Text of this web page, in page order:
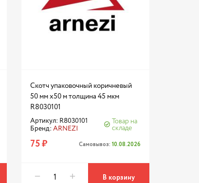
Скотч упаковочный коричневый
50 мм x50 м толщина 45 мкм
R8030101
Артикул: R8030101
Бренд:ARNEZI
Товар на
складе
75 ₽ Самовывоз: 10.08.2026
В корзину